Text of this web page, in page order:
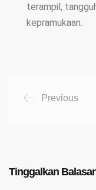
terampil,
kepramukaan.
Previous
Tinggalkan